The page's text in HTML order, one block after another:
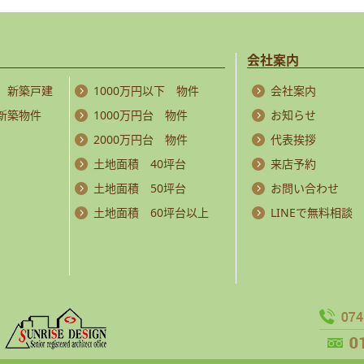
新築戸建
築物件
1000万円以下 物件
1000万円台 物件
2000万円台 物件
土地面積 40坪台
土地面積 50坪台
土地面積 60坪台以上
会社案内
会社案内
お知らせ
代表挨拶
来店予約
お問い合わせ
LINEで無料相談